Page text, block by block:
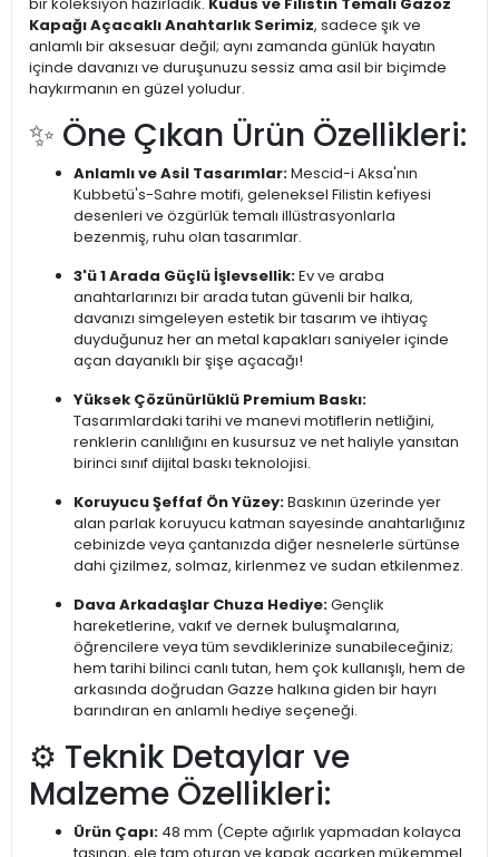
bir koleksiyon hazırladık. Kudüs ve Filistin Temalı Gazoz
Kapağı Açacaklı Anahtarlık Serimiz, sadece şık ve
anlamlı bir aksesuar değil; aynı zamanda günlük hayatın
içinde davanızı ve duruşunuzu sessiz ama asil bir biçimde
haykırmanın en güzel yoludur.
✨ Öne Çıkan Ürün Özellikleri:
Anlamlı ve Asil Tasarımlar:Mescid-i Aksa'nın
Kubbetü's-Sahre motifi, geleneksel Filistin kefiyesi
desenleri ve özgürlük temalı illüstrasyonlarla
bezenmiş, ruhu olan tasarımlar.
3'ü 1 Arada Güçlü İşlevsellik:Ev ve araba
anahtarlarınızı bir arada tutan güvenli bir halka,
davanızı simgeleyen estetik bir tasarım ve ihtiyaç
duyduğunuz her an metal kapakları saniyeler içinde
açan dayanıklı bir şişe açacağı!
Yüksek Çözünürlüklü Premium Baskı:
Tasarımlardaki tarihi ve manevi motiflerin netliğini,
renklerin canlılığını en kusursuz ve net haliyle yansıtan
birinci sınıf dijital baskı teknolojisi.
Koruyucu Şeffaf Ön Yüzey:Baskının üzerinde yer
alan parlak koruyucu katman sayesinde anahtarlığınız
cebinizde veya çantanızda diğer nesnelerle sürtünse
dahi çizilmez, solmaz, kirlenmez ve sudan etkilenmez.
Dava Arkadaşlar Chuza Hediye:Gençlik
hareketlerine, vakıf ve dernek buluşmalarına,
öğrencilere veya tüm sevdiklerinize sunabileceğiniz;
hem tarihi bilinci canlı tutan, hem çok kullanışlı, hem de
arkasında doğrudan Gazze halkına giden bir hayrı
barındıran en anlamlı hediye seçeneği.
⚙️ Teknik Detaylar ve
Malzeme Özellikleri:
Ürün Çapı: 48 mm (Cepte ağırlık yapmadan kolayca